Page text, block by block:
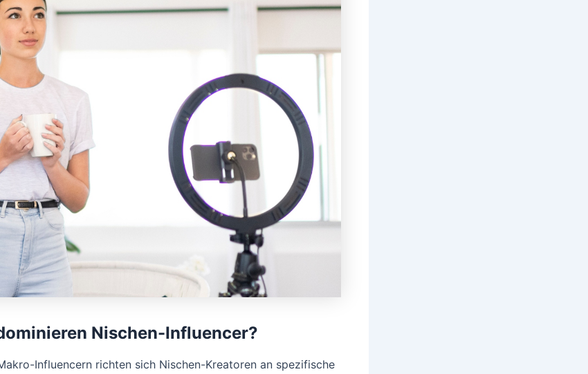
Nischen-Influencer?
Influencern richten sich Nischen-Kreatoren an spezifische